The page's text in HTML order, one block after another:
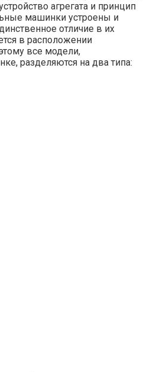
агрегата и принцип
машинки устроены и
отличие в их
в расположении
все модели,
разделяются на два типа: